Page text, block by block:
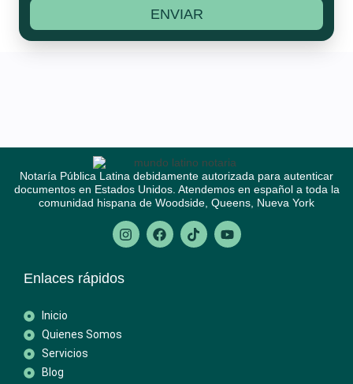
ENVIAR
Notaría Pública Latina debidamente autorizada para autenticar
documentos en Estados Unidos. Atendemos en español a toda la
comunidad hispana de Woodside, Queens, Nueva York
Enlaces rápidos
Inicio
Quienes Somos
Servicios
Blog